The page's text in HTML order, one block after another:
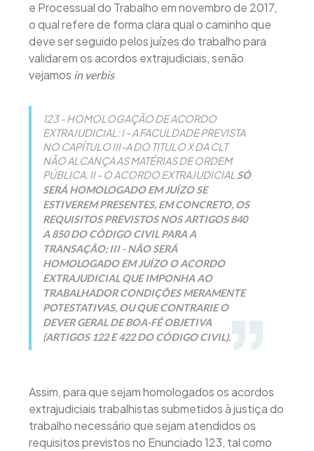
e Processual do Trabalho em novembro de 2017,
o qual refere de forma clara qual o caminho que
deve ser seguido pelos juízes do trabalho para
validarem os acordos extrajudiciais, senão
vejamos in verbis
123 - HOMOLOGAÇÃO DE ACORDO
EXTRAJUDICIAL: I - A FACULDADE PREVISTA
NO CAPÍTULO III-A DO TITULO X DA CLT
NÃO ALCANÇA AS MATÉRIAS DE ORDEM
PÚBLICA. II - O ACORDO EXTRAJUDICIAL SÓ
SERÁ HOMOLOGADO EM JUÍZO SE
ESTIVEREM PRESENTES, EM CONCRETO, OS
REQUISITOS PREVISTOS NOS ARTIGOS 840
A 850 DO CÓDIGO CIVIL PARA A
TRANSAÇÃO;III - NÃO SERÁ
HOMOLOGADO EM JUÍZO O ACORDO
EXTRAJUDICIAL QUE IMPONHA AO
TRABALHADOR CONDIÇÕES MERAMENTE
POTESTATIVAS, OU QUE CONTRARIE O
DEVER GERAL DE BOA-FÉ OBJETIVA
(ARTIGOS 122 E 422 DO CÓDIGO CIVIL).
Assim, para que sejam homologados os acordos
extrajudiciais trabalhistas submetidos à justiça do
trabalho necessário que sejam atendidos os
requisitos previstos no Enunciado 123, tal como